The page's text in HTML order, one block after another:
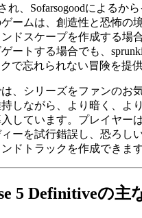
れ、Sofarsogoodによるか
ームは、創造性と恐怖の
ドスケープを作成する場
ートする場合でも、sprunki
で忘れられない冒険を提供
、シリーズをファンのお
しながら、より暗く、よ
しています。プレイヤー
ーを試行錯誤し、恐ろし
ドトラックを作成できます
5 Definitiveの主